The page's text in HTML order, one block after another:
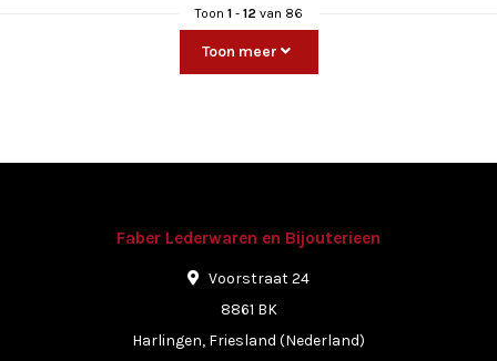
Toon 1- 12 van 86
Toon meer
Faber Lederwaren en Bijouterieen
Voorstraat 24
8861 BK
Harlingen, Friesland (Nederland)